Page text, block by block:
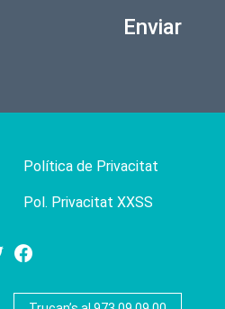
Enviar
Política de Privacitat
Pol. Privacitat XXSS